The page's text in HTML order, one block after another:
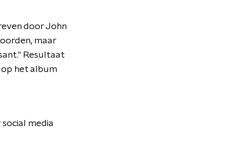
door John
maar
Resultaat
op het album
media